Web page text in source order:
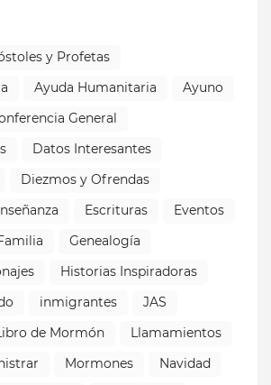
y Profetas
Ayuda Humanitaria
Ayuno
General
Datos Interesantes
Diezmos y Ofrendas
Escrituras
Eventos
Genealogía
Historias Inspiradoras
inmigrantes
JAS
de Mormón
Llamamientos
Mormones
Navidad